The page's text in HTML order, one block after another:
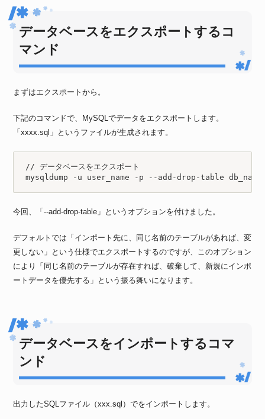
データベースをエクスポートするコ
マンド
まずはエクスポートから。
下記のコマンドで、MySQLでデータをエクスポートします。
「xxxx.sql」というファイルが生成されます。
// データベースをエクスポート
mysqldump -u user_name -p --add-drop-table
今回、「--add-drop-table」というオプションを付けました。
デフォルトでは「インポート先に、同じ名前のテーブルがあれば、変
更しない」という仕様でエクスポートするのですが、このオプション
により「同じ名前のテーブルが存在すれば、破棄して、新規にインポ
ートデータを優先する」という振る舞いになります。
データベースをインポートするコマ
ンド
出力したSQLファイル（xxx.sql）でをインポートします。